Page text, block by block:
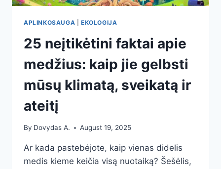
APLINKOSAUGA EKOLOGIJA
25 neįtikėtini faktai apie
medžius: kaip jie gelbsti
mūsų klimatą, sveikatą ir
ateitį
By Dovydas A. August 19, 2025
Ar kada pastebėjote, kaip vienas didelis
medis kieme keičia visą nuotaiką? Šešėlis,